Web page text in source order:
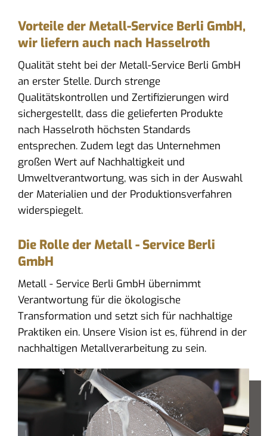
Vorteile der Metall-Service Berli GmbH,
wir liefern auch nach Hasselroth
Qualität steht bei der Metall-Service Berli GmbH
an erster Stelle. Durch strenge
Qualitätskontrollen und Zertifizierungen wird
sichergestellt, dass die gelieferten Produkte
nach Hasselroth höchsten Standards
entsprechen. Zudem legt das Unternehmen
großen Wert auf Nachhaltigkeit und
Umweltverantwortung, was sich in der Auswahl
der Materialien und der Produktionsverfahren
widerspiegelt.
Die Rolle der Metall - Service Berli
GmbH
Metall - Service Berli GmbH übernimmt
Verantwortung für die ökologische
Transformation und setzt sich für nachhaltige
Praktiken ein. Unsere Vision ist es, führend in der
nachhaltigen Metallverarbeitung zu sein.